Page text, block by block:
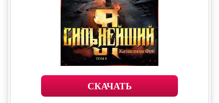
СКАЧАТЬ